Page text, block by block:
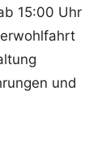
15:00 Uhr
und